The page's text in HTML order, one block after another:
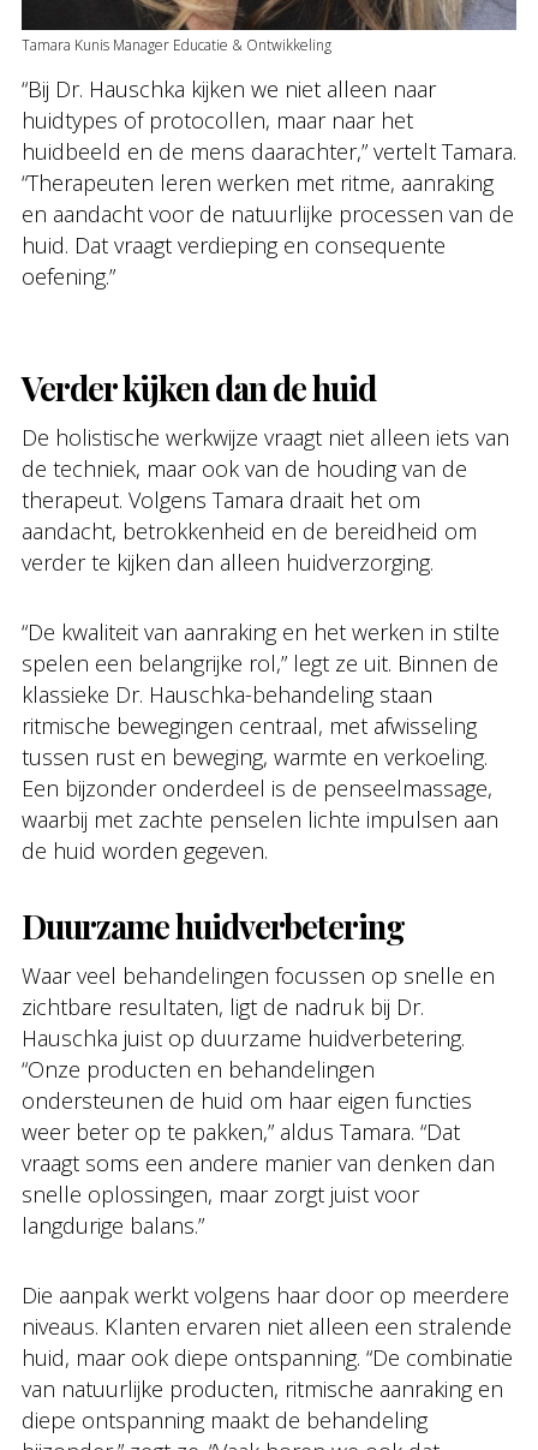
Tamara Kunis Manager Educatie & Ontwikkeling
“Bij Dr. Hauschka kijken we niet alleen naar
huidtypes of protocollen, maar naar het
huidbeeld en de mens daarachter,” vertelt Tamara.
“Therapeuten leren werken met ritme, aanraking
en aandacht voor de natuurlijke processen van de
huid. Dat vraagt verdieping en consequente
oefening.”
Verder kijken dan de huid
De holistische werkwijze vraagt niet alleen iets van
de techniek, maar ook van de houding van de
therapeut. Volgens Tamara draait het om
aandacht, betrokkenheid en de bereidheid om
verder te kijken dan alleen huidverzorging.
“De kwaliteit van aanraking en het werken in stilte
spelen een belangrijke rol,” legt ze uit. Binnen de
klassieke Dr. Hauschka-behandeling staan
ritmische bewegingen centraal, met afwisseling
tussen rust en beweging, warmte en verkoeling.
Een bijzonder onderdeel is de penseelmassage,
waarbij met zachte penselen lichte impulsen aan
de huid worden gegeven.
Duurzame huidverbetering
Waar veel behandelingen focussen op snelle en
zichtbare resultaten, ligt de nadruk bij Dr.
Hauschka juist op duurzame huidverbetering.
“Onze producten en behandelingen
ondersteunen de huid om haar eigen functies
weer beter op te pakken,” aldus Tamara. “Dat
vraagt soms een andere manier van denken dan
snelle oplossingen, maar zorgt juist voor
langdurige balans.”
Die aanpak werkt volgens haar door op meerdere
niveaus. Klanten ervaren niet alleen een stralende
huid, maar ook diepe ontspanning. “De combinatie
van natuurlijke producten, ritmische aanraking en
diepe ontspanning maakt de behandeling